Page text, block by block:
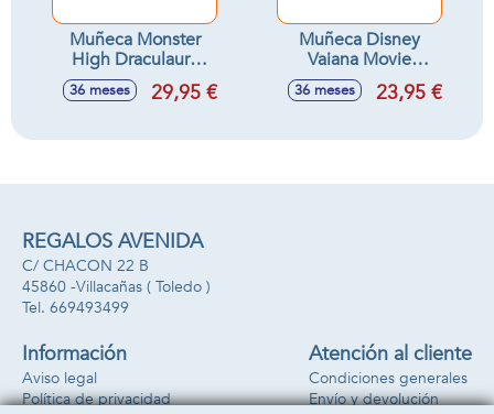
Muñeca Monster
High Draculaura
Con Accesorios.
12x8x8 cm
36 meses 29,95 €
Muñeca Disney
Vaiana Movie
Cantarina
36 meses 23,95 €
REGALOS AVENIDA
C/ CHACON 22 B
45860 -Villacañas ( Toledo )
669493499
Información
Aviso legal
Política de privacidad
Atención al cliente
Condiciones generales
Envío y devolución